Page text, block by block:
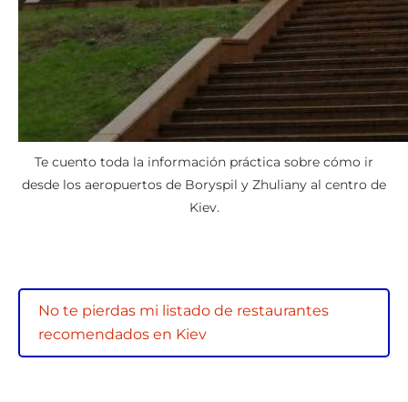
Te cuento toda la información práctica sobre cómo ir
desde los aeropuertos de Boryspil y Zhuliany al centro de
Kiev.
No te pierdas mi listado de restaurantes
recomendados en Kiev